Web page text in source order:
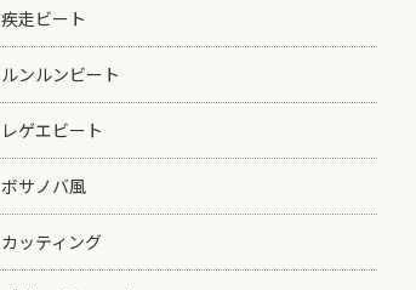
疾走ビート
ルンルンビート
レゲエビート
ボサノバ風
カッティング